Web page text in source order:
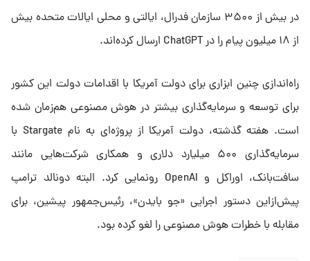
در بیش از ۳۵۰۰ سازمان فدرال، ایالتی و محلی ایالات متحده بیش
از ۱۸ میلیون پیام را در ChatGPT ارسال کرده‌اند.
راه‌اندازی چنین ابزاری برای دولت آمریکا با اقدامات دولت این کشور
برای توسعه و سرمایه‌گذاری بیشتر در هوش مصنوعی هم‌زمان شده
است. هفته گذشته، دولت آمریکا از پروژه‌ای به نام Stargate با
سرمایه‌گذاری ۵۰۰ میلیارد دلاری و همکاری شرکت‌هایی مانند
سافت‌بانک، اوراکل و OpenAI رونمایی کرد. البته دونالد ترامپ
پیش‌ازاین دستور اجرایی «جو بایدن»، رئیس‌جمهور پیشین، برای
مقابله با خطرات هوش مصنوعی را لغو کرده بود.